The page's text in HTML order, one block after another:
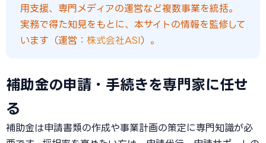
用支援、専門メディアの運営など複数事業を統括。
実務で得た知見をもとに、本サイトの情報を監修して
います（運営： 株式会社ASI）。
補助金の申請・手続きを専門家に任せ
る
補助金は申請書類の作成や事業計画の策定に専門知識が必